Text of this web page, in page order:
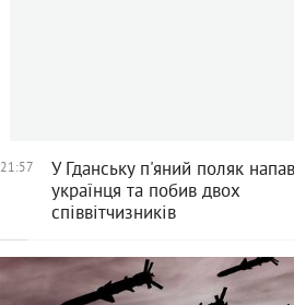
21:57
У Гданську п'яний поляк
українця та побив двох
співвітчизників